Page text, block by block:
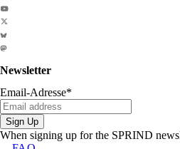
Newsletter
Email-Adresse*
Sign Up
When signing up for the SPRIND